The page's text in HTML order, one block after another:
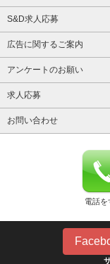
S&D求人応募
広告に関するご案内
アンケートのお願い
求人応募
お問い合わせ
電話を